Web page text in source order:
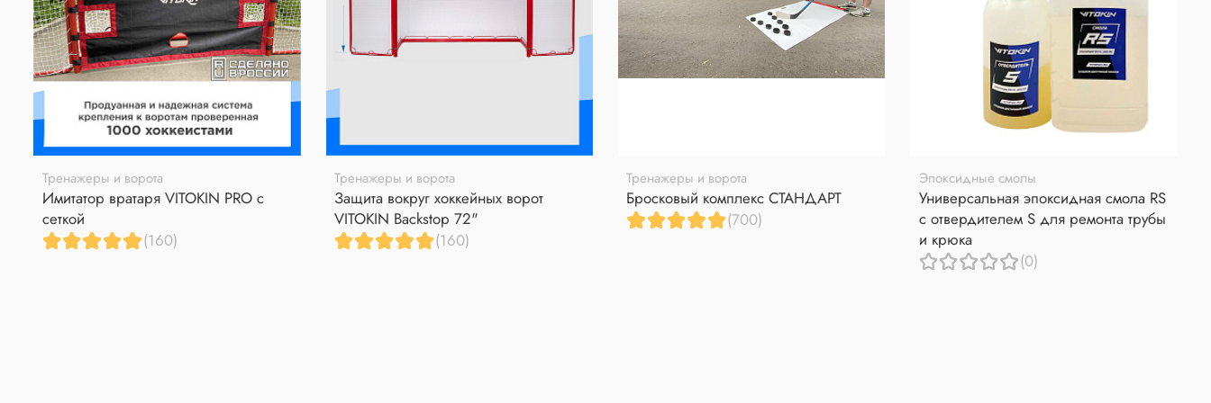
Тренажеры и ворота
Имитатор вратаря VITOKIN PRO с
сеткой
(160)
Тренажеры и ворота
Защита вокруг хоккейных ворот
VITOKIN Backstop 72"
(160)
Тренажеры и ворота
Бросковый комплекс СТАНДАРТ
(700)
Эпоксидные смолы
Универсальная эпоксидная смола RS
с отвердителем S для ремонта трубы
и крюка
(0)